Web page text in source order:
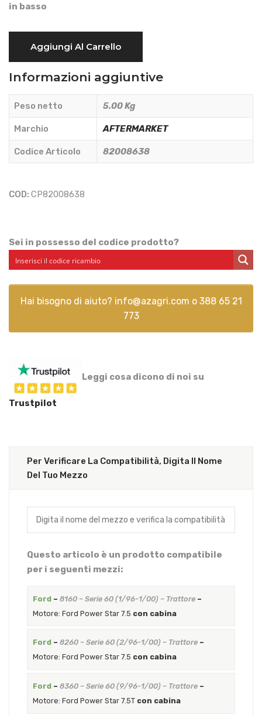
in basso
-
82008638
quantità
Aggiungi Al Carrello
Informazioni aggiuntive
Peso netto 5.00 Kg
Marchio AFTERMARKET
Codice Articolo 82008638
COD: CP82008638
Sei in possesso del codice prodotto?
Hai bisogno di aiuto? info@azagri.com o 388 65 21
773
Leggi cosa dicono di noi su
Trustpilot
Per Verificare La Compatibilità, Digita Il Nome
Del Tuo Mezzo
Questo articolo è un prodotto compatibile
per i seguenti mezzi:
Ford– 8160 – Serie 60 (1/96-1/00) – Trattore–
Motore: Ford Power Star 7.5 con cabina
Ford– 8260 – Serie 60 (2/96-1/00) – Trattore–
Motore: Ford Power Star 7.5 con cabina
Ford– 8360 – Serie 60 (9/96-1/00) – Trattore–
Motore: Ford Power Star 7.5T con cabina